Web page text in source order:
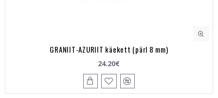
GRANIIT-AZURIIT käekett (pärl 8 mm)
24.20€